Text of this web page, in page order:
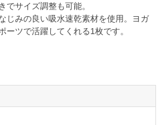
でサイズ調整も可能。
じみの良い吸水速乾素材を使用。ヨガ
ーツで活躍してくれる1枚です。